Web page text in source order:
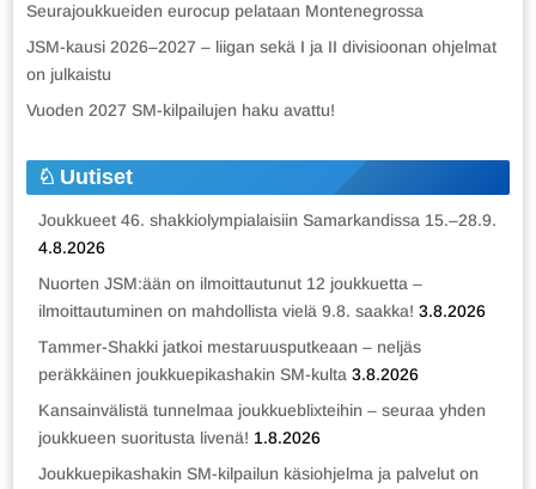
Seurajoukkueiden eurocup pelataan Montenegrossa
JSM-kausi 2026–2027 – liigan sekä I ja II divisioonan ohjelmat
on julkaistu
Vuoden 2027 SM-kilpailujen haku avattu!
Uutiset
Joukkueet 46. shakkiolympialaisiin Samarkandissa 15.–28.9.
4.8.2026
Nuorten JSM:ään on ilmoittautunut 12 joukkuetta –
ilmoittautuminen on mahdollista vielä 9.8. saakka! 3.8.2026
Tammer-Shakki jatkoi mestaruusputkeaan – neljäs
peräkkäinen joukkuepikashakin SM-kulta 3.8.2026
Kansainvälistä tunnelmaa joukkueblixteihin – seuraa yhden
joukkueen suoritusta livenä! 1.8.2026
Joukkuepikashakin SM-kilpailun käsiohjelma ja palvelut on